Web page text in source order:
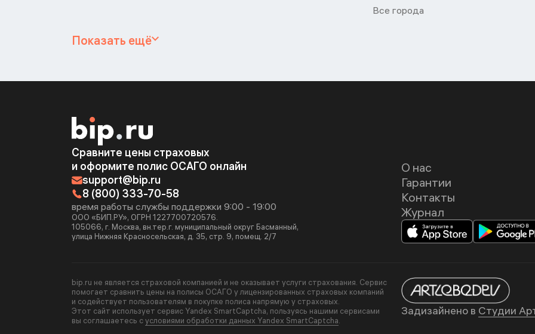
Все города
Показать ещё
Сравните цены страховых
и оформите полис ОСАГО онлайн
support@bip.ru
8 (800) 333-70-58
время работы службы поддержки 9:00 - 19:00
ООО «БИП.РУ», ОГРН 1227700720576.
105066, г. Москва, вн.тер.г. муниципальный округ Басманный,
улица Нижняя Красносельская, д. 35, стр. 9, помещ. 2/7
О нас
Гарантии
Контакты
Журнал
bip.ru не является страховой компанией и не оказывает услуги страхования. Сервис
помогает сравнить цены на полисы ОСАГО у лицензированных страховых компаний
и содействует пользователям в покупке полиса напрямую у страховых.
Этот сайт использует сервис Yandex SmartCaptcha, пользуясь нашими сервисами
вы соглашаетесь сусловиями обработки данных Yandex SmartCaptcha
Задизайнено в Студии